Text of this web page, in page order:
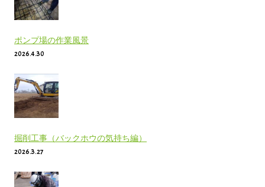
ポンプ場の作業風景
2026.4.30
掘削工事（バックホウの気持ち編）
2026.3.27